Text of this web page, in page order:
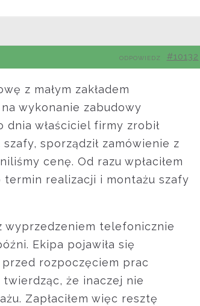
#10132
ODPOWIEDZ
z małym zakładem
wykonanie zabudowy
właściciel firmy zrobił
sporządził zamówienie z
cenę. Od razu wpłaciłem
termin realizacji i montażu szafy
wyprzedzeniem telefonicznie
Ekipa pojawiła się
przed rozpoczęciem prac
twierdząc, że inaczej nie
Zapłaciłem więc resztę